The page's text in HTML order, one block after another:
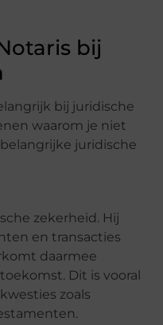
bij
bij juridische
waarom je niet
juridische
zekerheid. Hij
en transacties
daarmee
Dit is vooral
zoals